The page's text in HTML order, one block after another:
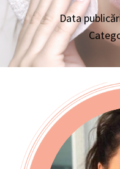
Data